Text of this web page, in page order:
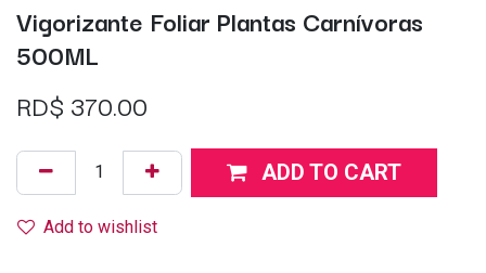
Vigorizante Foliar Plantas Carnívoras
500ML
RD$ 370.00
ADD TO CART
Add to wishlist